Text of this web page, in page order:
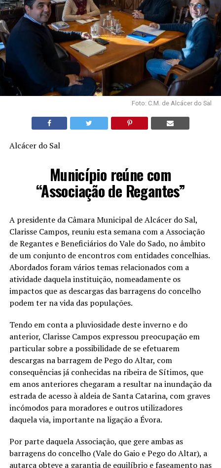
Foto: C.M. de Alcácer do Sal
Alcácer do Sal
Município reúne com
“Associação de Regantes”
A presidente da Câmara Municipal de Alcácer do Sal,
Clarisse Campos, reuniu esta semana com a Associação
de Regantes e Beneficiários do Vale do Sado, no âmbito
de um conjunto de encontros com entidades concelhias.
Abordados foram vários temas relacionados com a
atividade daquela instituição, nomeadamente os
impactos que as descargas das barragens do concelho
podem ter na vida das populações.
Tendo em conta a pluviosidade deste inverno e do
anterior, Clarisse Campos expressou preocupação em
particular sobre a possibilidade de se efetuarem
descargas na barragem de Pego do Altar, com
consequências já conhecidas na ribeira de Sítimos, que
em anos anteriores chegaram a resultar na inundação da
estrada de acesso à aldeia de Santa Catarina, com graves
incómodos para moradores e outros utilizadores
daquela via, importante na ligação a Évora.
Por parte daquela Associação, que gere ambas as
barragens do concelho (Vale do Gaio e Pego do Altar), a
autarca obteve a garantia de equilíbrio e faseamento nas